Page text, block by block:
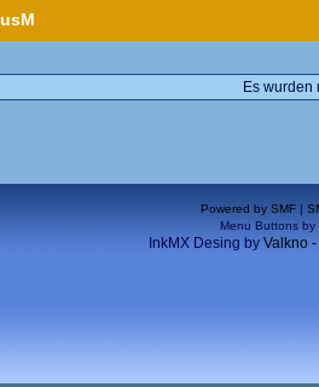
Es wurden
Powered by SMF |
Menu Buttons by
InkMX Desing by Valkno